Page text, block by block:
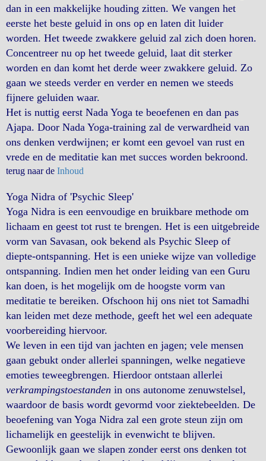
dan in een makkelijke houding zitten. We vangen het
eerste het beste geluid in ons op en laten dit luider
worden. Het tweede zwakkere geluid zal zich doen horen.
Concentreer nu op het tweede geluid, laat dit sterker
worden en dan komt het derde weer zwakkere geluid. Zo
gaan we steeds verder en verder en nemen we steeds
fijnere geluiden waar.
Het is nuttig eerst Nada Yoga te beoefenen en dan pas
Ajapa. Door Nada Yoga-training zal de verwardheid van
ons denken verdwijnen; er komt een gevoel van rust en
vrede en de meditatie kan met succes worden bekroond.
terug naar de Inhoud
Yoga Nidra of 'Psychic Sleep'
Yoga Nidra is een eenvoudige en bruikbare methode om
lichaam en geest tot rust te brengen. Het is een uitgebreide
vorm van Savasan, ook bekend als Psychic Sleep of
diepte-ontspanning. Het is een unieke wijze van volledige
ontspanning. Indien men het onder leiding van een Guru
kan doen, is het mogelijk om de hoogste vorm van
meditatie te bereiken. Ofschoon hij ons niet tot Samadhi
kan leiden met deze methode, geeft het wel een adequate
voorbereiding hiervoor.
We leven in een tijd van jachten en jagen; vele mensen
gaan gebukt onder allerlei spanningen, welke negatieve
emoties teweegbrengen. Hierdoor ontstaan allerlei
verkrampingstoestanden in ons autonome zenuwstelsel,
waardoor de basis wordt gevormd voor ziektebeelden. De
beoefening van Yoga Nidra zal een grote steun zijn om
lichamelijk en geestelijk in evenwicht te blijven.
Gewoonlijk gaan we slapen zonder eerst ons denken tot